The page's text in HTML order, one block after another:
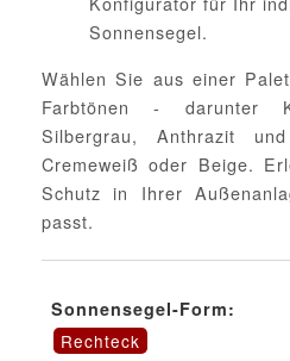
Sonnensegel.
Wählen Sie aus einer
Farbtönen - darunter
Silbergrau, Anthrazit
Cremeweiß oder Beige.
Schutz in Ihrer
passt.
Sonnensegel-Form:
Rechteck